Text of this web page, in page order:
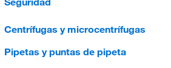
Centrífugas y microcentrífugas
Pipetas y puntas de pipeta